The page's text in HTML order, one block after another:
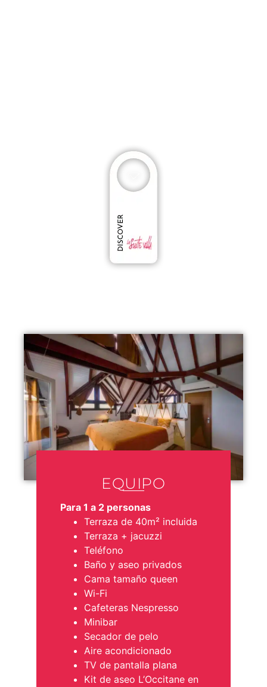
EQUIPO
Para 1 a 2 personas
Terraza de 40m² incluida
Terraza + jacuzzi
Teléfono
Baño y aseo privados
Cama tamaño queen
Wi-Fi
Cafeteras Nespresso
Minibar
Secador de pelo
Aire acondicionado
TV de pantalla plana
Kit de aseo L’Occitane en